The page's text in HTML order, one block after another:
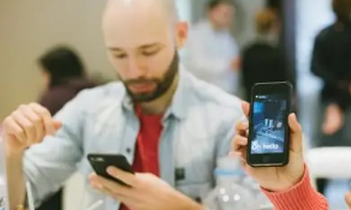
About
Search
for: